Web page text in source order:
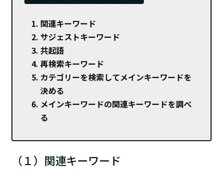
関連キーワード
サジェストキーワード
共起語
再検索キーワード
カテゴリーを検索してメインキーワードを
決める
メインキーワードの関連キーワードを調べ
る
（１）関連キーワード